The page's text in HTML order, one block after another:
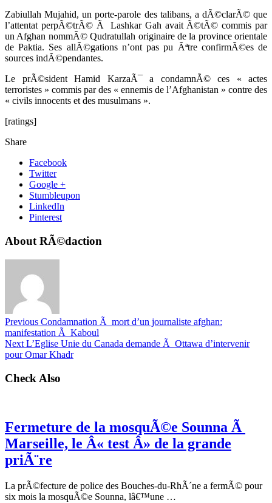
Zabiullah Mujahid, un porte-parole des talibans, a dÃ©clarÃ© que
l’attentat perpÃ©trÃ© Ã Lashkar Gah avait Ã©tÃ© commis par
un Afghan nommÃ© Qudratullah originaire de la province orientale
de Paktia. Ses allÃ©gations n’ont pas pu Ãªtre confirmÃ©es de
sources indÃ©pendantes.
Le prÃ©sident Hamid KarzaÃ¯ a condamnÃ© ces « actes
terroristes » commis par des « ennemis de l’Afghanistan » contre des
« civils innocents et des musulmans ».
[ratings]
Share
Facebook
Twitter
Google +
Stumbleupon
LinkedIn
Pinterest
About RÃ©daction
Previous Condamnation Ã mort d’un journaliste afghan:
manifestation Ã Kaboul
Next L’Eglise Unie du Canada demande Ã Ottawa d’intervenir
pour Omar Khadr
Check Also
Fermeture de la mosquÃ©e Sounna Ã
Marseille, le Â« test Â» de la grande
priÃ¨re
La prÃ©fecture de police des Bouches-du-RhÃ´ne a fermÃ© pour
six mois la mosquÃ©e Sounna, lâ€™une …